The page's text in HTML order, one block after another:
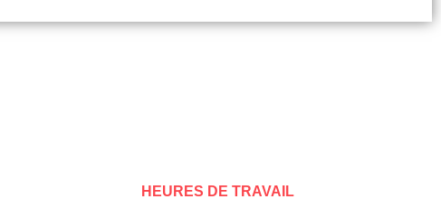
HEURES DE TRAVAIL